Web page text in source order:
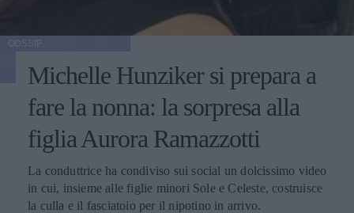
Michelle Hunziker si prepara a
fare la nonna: la sorpresa alla
figlia Aurora Ramazzotti
La conduttrice ha condiviso sui social un dolcissimo video
in cui, insieme alle figlie minori Sole e Celeste, costruisce
la culla e il fasciatoio per il nipotino in arrivo.